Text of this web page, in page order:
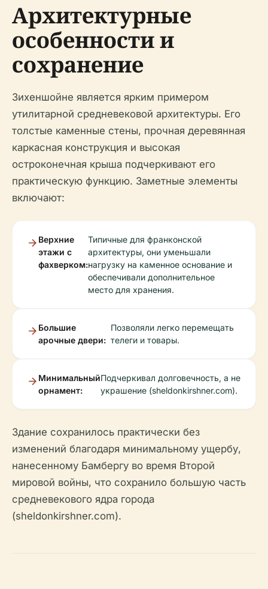
Архитектурные
особенности и
сохранение
Зихеншойне является ярким примером
утилитарной средневековой архитектуры. Его
толстые каменные стены, прочная деревянная
каркасная конструкция и высокая
остроконечная крыша подчеркивают его
практическую функцию. Заметные элементы
включают:
Верхние
этажи с
фахверком:
Типичные для франконской
архитектуры, они уменьшали
нагрузку на каменное основание и
обеспечивали дополнительное
место для хранения.
Большие
арочные двери:
Позволяли легко перемещать
телеги и товары.
Минимальный
орнамент:
Подчеркивал долговечность, а не
украшение (sheldonkirshner.com).
Здание сохранилось практически без
изменений благодаря минимальному ущербу,
нанесенному Бамбергу во время Второй
мировой войны, что сохранило большую часть
средневекового ядра города
(sheldonkirshner.com).